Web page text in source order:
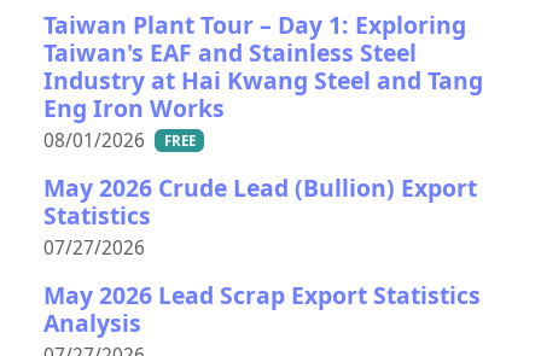
Taiwan Plant Tour – Day 1: Exploring
Taiwan's EAF and Stainless Steel
Industry at Hai Kwang Steel and Tang
Eng Iron Works
08/01/2026 FREE
May 2026 Crude Lead (Bullion) Export
Statistics
07/27/2026
May 2026 Lead Scrap Export Statistics
Analysis